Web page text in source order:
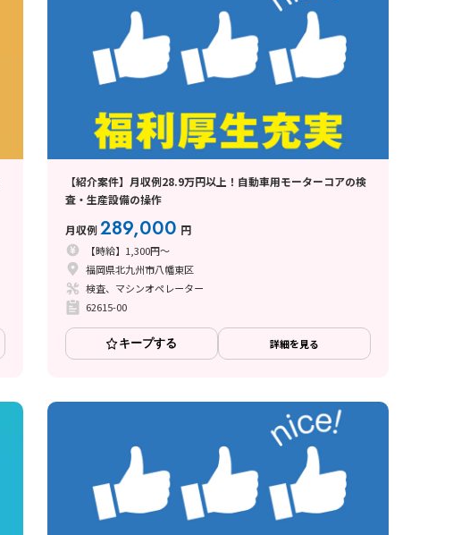
【紹介案件】月収例28.9万円以上！自動車用モーターコアの検
査・生産設備の操作
月収例289,000 円
【時給】1,300円～
福岡県北九州市八幡東区
検査、マシンオペレーター
62615-00
キープする 詳細を見る